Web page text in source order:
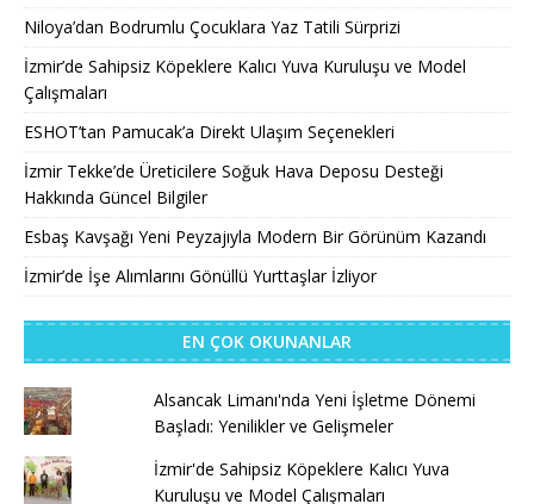
Niloya’dan Bodrumlu Çocuklara Yaz Tatili Sürprizi
İzmir’de Sahipsiz Köpeklere Kalıcı Yuva Kuruluşu ve Model
Çalışmaları
ESHOT’tan Pamucak’a Direkt Ulaşım Seçenekleri
İzmir Tekke’de Üreticilere Soğuk Hava Deposu Desteği
Hakkında Güncel Bilgiler
Esbaş Kavşağı Yeni Peyzajıyla Modern Bir Görünüm Kazandı
İzmir’de İşe Alımlarını Gönüllü Yurttaşlar İzliyor
EN ÇOK OKUNANLAR
Alsancak Limanı'nda Yeni İşletme Dönemi
Başladı: Yenilikler ve Gelişmeler
İzmir'de Sahipsiz Köpeklere Kalıcı Yuva
Kuruluşu ve Model Çalışmaları